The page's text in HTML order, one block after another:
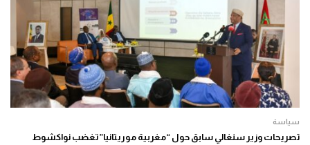
سياسة
تصريحات وزير سنغالي سابق حول “مغربية موريتانيا” تغضب نواكشوط